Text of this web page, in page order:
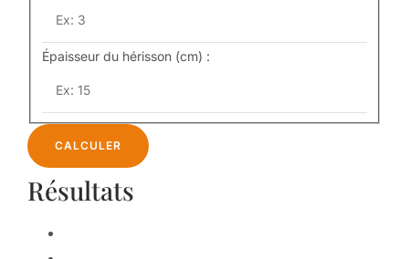
Épaisseur du hérisson (cm) :
CALCULER
Résultats